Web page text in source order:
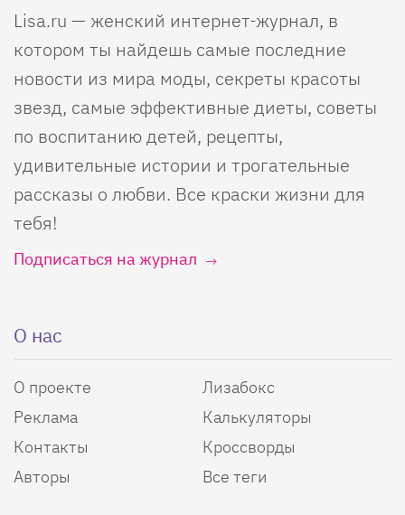
Lisa.ru — женский интернет-журнал, в
котором ты найдешь самые последние
новости из мира моды, секреты красоты
звезд, самые эффективные диеты, советы
по воспитанию детей, рецепты,
удивительные истории и трогательные
рассказы о любви. Все краски жизни для
тебя!
Подписаться на журнал
О нас
О проекте
Реклама
Контакты
Авторы
Лизабокс
Калькуляторы
Кроссворды
Все теги